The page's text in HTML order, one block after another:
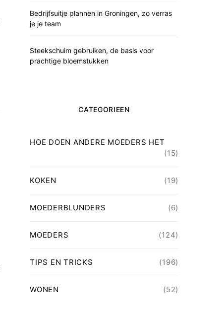
Bedrijfsuitje plannen in Groningen, zo verras
je je team
Steekschuim gebruiken, de basis voor
prachtige bloemstukken
CATEGORIEEN
HOE DOEN ANDERE MOEDERS HET
(15)
KOKEN (19)
MOEDERBLUNDERS (6)
MOEDERS (124)
TIPS EN TRICKS (196)
WONEN (52)